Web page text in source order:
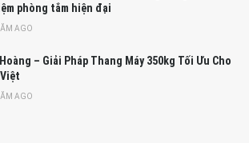
phòng tắm hiện đại
AGO
– Giải Pháp Thang Máy 350kg Tối Ưu Cho
AGO